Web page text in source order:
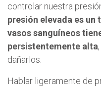
controlar nuestra
presión elevada es un
vasos sanguíneos
persistentemente alta
dañarlos.
Hablar ligeramente de